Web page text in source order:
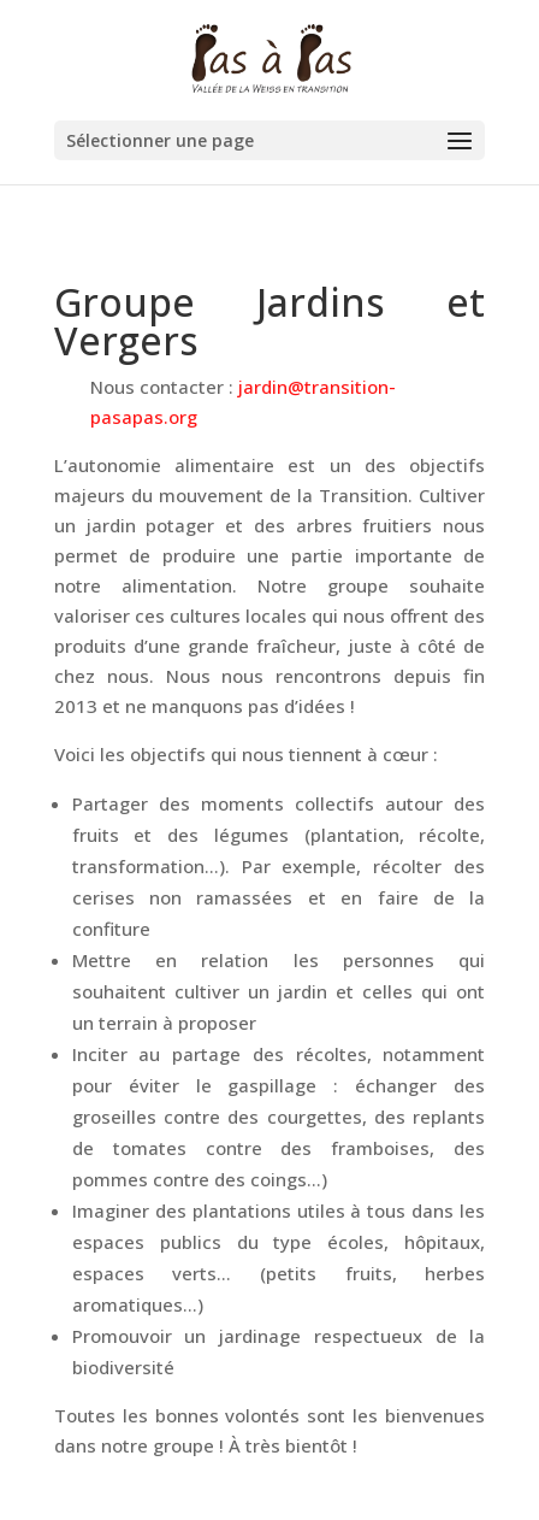
Sélectionner une page
Groupe Jardins et
Vergers
Nous contacter : jardin@transition-
pasapas.org
L’autonomie alimentaire est un des objectifs
majeurs du mouvement de la Transition. Cultiver
un jardin potager et des arbres fruitiers nous
permet de produire une partie importante de
notre alimentation. Notre groupe souhaite
valoriser ces cultures locales qui nous offrent des
produits d’une grande fraîcheur, juste à côté de
chez nous. Nous nous rencontrons depuis fin
2013 et ne manquons pas d’idées !
Voici les objectifs qui nous tiennent à cœur :
Partager des moments collectifs autour des
fruits et des légumes (plantation, récolte,
transformation…). Par exemple, récolter des
cerises non ramassées et en faire de la
confiture
Mettre en relation les personnes qui
souhaitent cultiver un jardin et celles qui ont
un terrain à proposer
Inciter au partage des récoltes, notamment
pour éviter le gaspillage : échanger des
groseilles contre des courgettes, des replants
de tomates contre des framboises, des
pommes contre des coings…)
Imaginer des plantations utiles à tous dans les
espaces publics du type écoles, hôpitaux,
espaces verts… (petits fruits, herbes
aromatiques…)
Promouvoir un jardinage respectueux de la
biodiversité
Toutes les bonnes volontés sont les bienvenues
dans notre groupe ! À très bientôt !